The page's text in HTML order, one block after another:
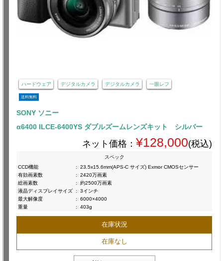
ハードウェア デジタルカメラ デジタルカメラ 一眼レフ
送料無料
SONY ソニー
α6400 ILCE-6400YS ダブルズームレンズキット シルバー
ネット価格： ¥128,000(税込)
スペック
CCD機能
:
23.5x15.6mm(APS-C サイズ) Exmor CMOSセンサー
有効画素数
:
2420万画素
総画素数
:
約2500万画素
液晶ディスプレイサイズ :
3インチ
最大解像度
:
6000×4000
重量
: 403g
在庫状況
在庫なし